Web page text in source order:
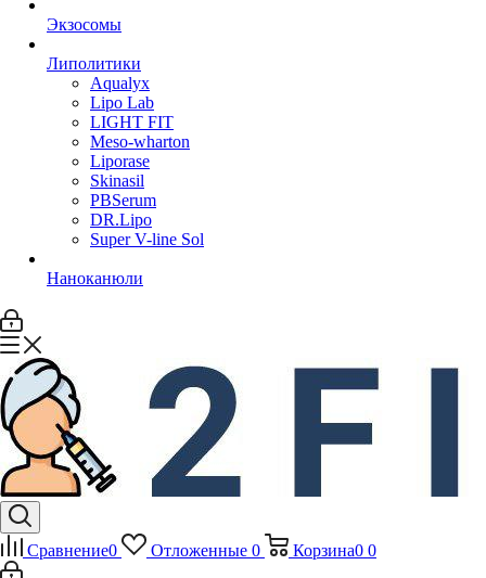
Экзосомы
Липолитики
Aqualyx
Lipo Lab
LIGHT FIT
Meso-wharton
Liporase
Skinasil
PBSerum
DR.Lipo
Super V-line Sol
Наноканюли
Сравнение0 Отложенные 0 Корзина0 0